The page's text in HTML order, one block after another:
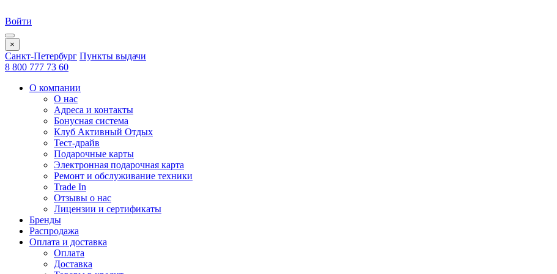
Войти
×
Санкт-Петербург Пункты выдачи
8 800 777 73 60
О компании
О нас
Адреса и контакты
Бонусная система
Клуб Активный Отдых
Тест-драйв
Подарочные карты
Электронная подарочная карта
Ремонт и обслуживание техники
Trade In
Отзывы о нас
Лицензии и сертификаты
Бренды
Распродажа
Оплата и доставка
Оплата
Доставка